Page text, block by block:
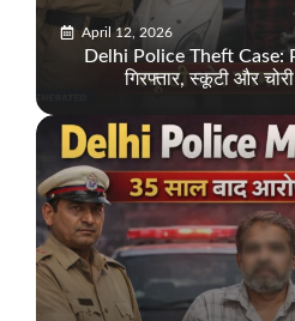
April 12, 2026
Delhi Police Theft Case:
गिरफ्तार, स्कूटी और